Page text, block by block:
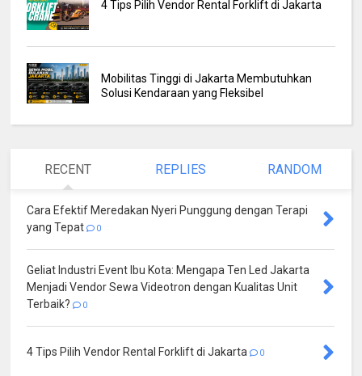
4 Tips Pilih Vendor Rental Forklift di Jakarta
Mobilitas Tinggi di Jakarta Membutuhkan
Solusi Kendaraan yang Fleksibel
RECENT REPLIES RANDOM
Cara Efektif Meredakan Nyeri Punggung dengan Terapi
yang Tepat
0
Geliat Industri Event Ibu Kota: Mengapa Ten Led Jakarta
Menjadi Vendor Sewa Videotron dengan Kualitas Unit
Terbaik?
0
4 Tips Pilih Vendor Rental Forklift di Jakarta 0